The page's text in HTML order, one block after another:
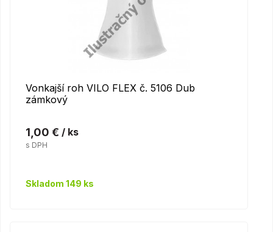
Vonkajší roh VILO FLEX č. 5106 Dub
zámkový
1,00 € / ks
s DPH
Skladom 149 ks